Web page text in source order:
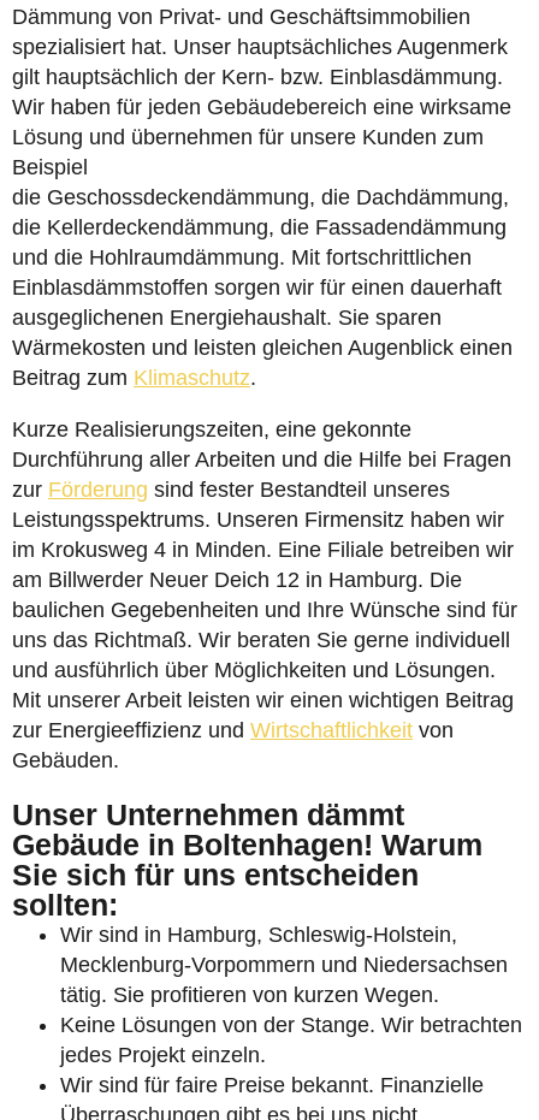
Dämmung von Privat- und Geschäftsimmobilien
spezialisiert hat. Unser hauptsächliches Augenmerk
gilt hauptsächlich der Kern- bzw. Einblasdämmung.
Wir haben für jeden Gebäudebereich eine wirksame
Lösung und übernehmen für unsere Kunden zum
Beispiel
die Geschossdeckendämmung, die Dachdämmung,
die Kellerdeckendämmung, die Fassadendämmung
und die Hohlraumdämmung. Mit fortschrittlichen
Einblasdämmstoffen sorgen wir für einen dauerhaft
ausgeglichenen Energiehaushalt. Sie sparen
Wärmekosten und leisten gleichen Augenblick einen
Beitrag zum Klimaschutz.
Kurze Realisierungszeiten, eine gekonnte
Durchführung aller Arbeiten und die Hilfe bei Fragen
zur Förderung sind fester Bestandteil unseres
Leistungsspektrums. Unseren Firmensitz haben wir
im Krokusweg 4 in Minden. Eine Filiale betreiben wir
am Billwerder Neuer Deich 12 in Hamburg. Die
baulichen Gegebenheiten und Ihre Wünsche sind für
uns das Richtmaß. Wir beraten Sie gerne individuell
und ausführlich über Möglichkeiten und Lösungen.
Mit unserer Arbeit leisten wir einen wichtigen Beitrag
zur Energieeffizienz und Wirtschaftlichkeit von
Gebäuden.
Unser Unternehmen dämmt
Gebäude in Boltenhagen! Warum
Sie sich für uns entscheiden
sollten:
Wir sind in Hamburg, Schleswig-Holstein,
Mecklenburg-Vorpommern und Niedersachsen
tätig. Sie profitieren von kurzen Wegen.
Keine Lösungen von der Stange. Wir betrachten
jedes Projekt einzeln.
Wir sind für faire Preise bekannt. Finanzielle
Überraschungen gibt es bei uns nicht.